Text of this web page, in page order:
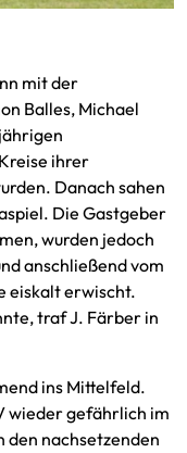
mit der
Balles, Michael
ihrer
Danach sahen
Die Gastgeber
wurden jedoch
anschließend vom
eiskalt erwischt.
traf J. Färber in
ins Mittelfeld.
wieder gefährlich im
den nachsetzenden